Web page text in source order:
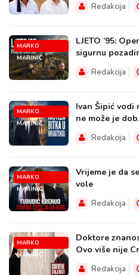
Redakcija
MARKO
MARINIĆ
LJETO ’95:
sigurnu
Redakcija
MARKO
MARINIĆ
Ivan Šipić vodi
ne može je
Redakcija
MARKO
MARINIĆ
Vrijeme je da
vole
Redakcija
MARKO
MARINIĆ
Doktore
Ovo više nije
Redakcija